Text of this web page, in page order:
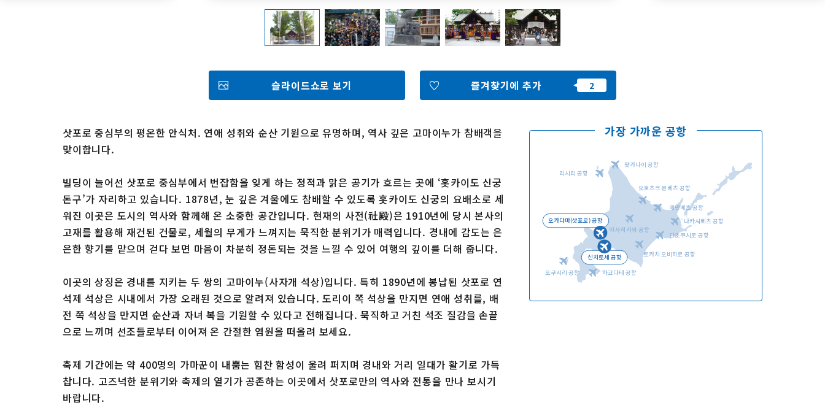
Faceb
ook
Instag
ram
포토갤러리
영상갤러리
운영조직 소개
링크
언어선택
삿포로 중심부의 평온한 안식처. 연애 성취와 순산 기원으로 유명하며, 역사 깊은 고마이누가 참배객을
맞이합니다.
빌딩이 늘어선 삿포로 중심부에서 번잡함을 잊게 하는 정적과 맑은 공기가 흐르는 곳에 ‘홋카이도 신궁
돈구’가 자리하고 있습니다. 1878년, 눈 깊은 겨울에도 참배할 수 있도록 홋카이도 신궁의 요배소로 세
워진 이곳은 도시의 역사와 함께해 온 소중한 공간입니다. 현재의 사전(社殿)은 1910년에 당시 본사의
고재를 활용해 재건된 건물로, 세월의 무게가 느껴지는 묵직한 분위기가 매력입니다. 경내에 감도는 은
은한 향기를 맡으며 걷다 보면 마음이 차분히 정돈되는 것을 느낄 수 있어 여행의 깊이를 더해 줍니다.
이곳의 상징은 경내를 지키는 두 쌍의 고마이누(사자개 석상)입니다. 특히 1890년에 봉납된 삿포로 연
석제 석상은 시내에서 가장 오래된 것으로 알려져 있습니다. 도리이 쪽 석상을 만지면 연애 성취를, 배
전 쪽 석상을 만지면 순산과 자녀 복을 기원할 수 있다고 전해집니다. 묵직하고 거친 석조 질감을 손끝
으로 느끼며 선조들로부터 이어져 온 간절한 염원을 떠올려 보세요.
축제 기간에는 약 400명의 가마꾼이 내뿜는 힘찬 함성이 울려 퍼지며 경내와 거리 일대가 활기로 가득
찹니다. 고즈넉한 분위기와 축제의 열기가 공존하는 이곳에서 삿포로만의 역사와 전통을 만나 보시기
바랍니다.
슬라이드쇼로 보기 즐겨찾기에 추가
가장 가까운 공항
신치토세 공항
오카다마(삿포로) 공항
하코다테 공항
오쿠시리 공항
아사히카와 공항
왓카나이 공항
리시리 공항
오호츠크 몬베츠 공항
메만베츠 공항
나카시베츠 공항
단초쿠시로 공항
토카치 오비히로 공항